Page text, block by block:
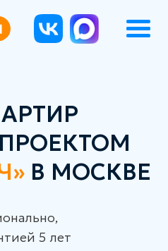
В МОСКВЕ
5 лет